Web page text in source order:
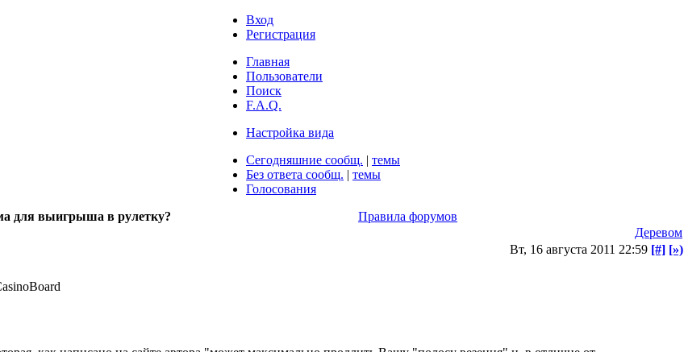
Вход
Регистрация
Главная
Пользователи
Поиск
F.A.Q.
Настройка вида
Сегодняшние сообщ. | темы
Без ответа сообщ. | темы
Голосования
для выигрыша в рулетку?
Правила форумов
Деревом
Вт, 16 августа 2011 22:59 [#] [»)